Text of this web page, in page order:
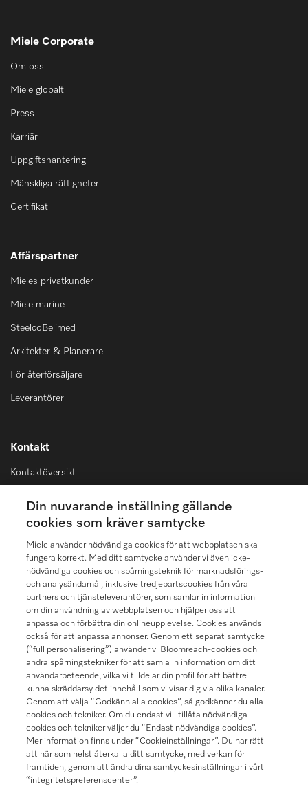
Miele Corporate
Om oss
Miele globalt
Press
Karriär
Uppgiftshantering
Mänskliga rättigheter
Certifikat
Affärspartner
Mieles privatkunder
Miele marine
SteelcoBelimed
Arkitekter & Planerare
För återförsäljare
Leverantörer
Kontakt
Kontaktöversikt
08-562 29 800
Hitta återförsäljare
Följ Miele Professional
Integritetspolicy
Din nuvarande inställning gällande
cookies som kräver samtycke
Miele använder nödvändiga cookies för att webbplatsen ska
fungera korrekt. Med ditt samtycke använder vi även icke-
nödvändiga cookies och spårningsteknik för marknadsförings-
och analysändamål, inklusive tredjepartscookies från våra
partners och tjänsteleverantörer, som samlar in information
om din användning av webbplatsen och hjälper oss att
anpassa och förbättra din onlineupplevelse. Cookies används
också för att anpassa annonser. Genom ett separat samtycke
(“full personalisering”) använder vi Bloomreach-cookies och
andra spårningstekniker för att samla in information om ditt
användarbeteende, vilka vi tilldelar din profil för att bättre
kunna skräddarsy det innehåll som vi visar dig via olika kanaler.
Genom att välja “Godkänn alla cookies”, så godkänner du alla
cookies och tekniker. Om du endast vill tillåta nödvändiga
cookies och tekniker väljer du “Endast nödvändiga cookies”.
Mer information finns under “Cookieinställningar”. Du har rätt
att när som helst återkalla ditt samtycke, med verkan för
framtiden, genom att ändra dina samtyckesinställningar i vårt
“integritetspreferenscenter”.